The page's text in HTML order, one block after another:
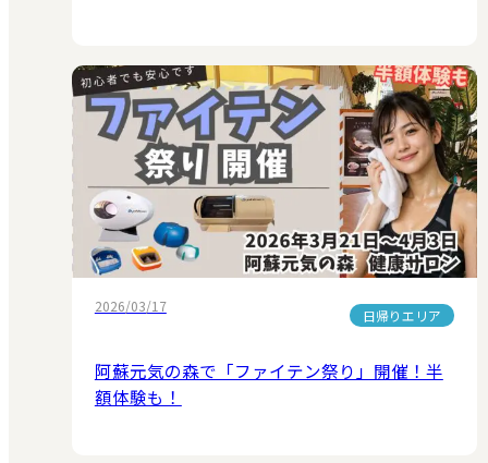
2026/03/17
日帰りエリア
阿蘇元気の森で「ファイテン祭り」開催！半
額体験も！